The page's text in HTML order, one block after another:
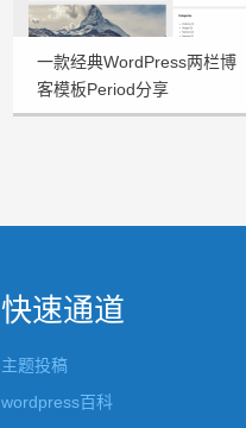
一款经典WordPress两栏博
客模板Period分享
快速通道
主题投稿
wordpress百科